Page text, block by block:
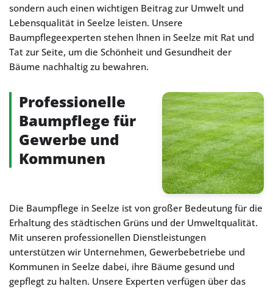
sondern auch einen wichtigen Beitrag zur Umwelt und
Lebensqualität in Seelze leisten. Unsere
Baumpflegeexperten stehen Ihnen in Seelze mit Rat und
Tat zur Seite, um die Schönheit und Gesundheit der
Bäume nachhaltig zu bewahren.
Professionelle
Baumpflege für
Gewerbe und
Kommunen
Die Baumpflege in Seelze ist von großer Bedeutung für die
Erhaltung des städtischen Grüns und der Umweltqualität.
Mit unseren professionellen Dienstleistungen
unterstützen wir Unternehmen, Gewerbebetriebe und
Kommunen in Seelze dabei, ihre Bäume gesund und
gepflegt zu halten. Unsere Experten verfügen über das